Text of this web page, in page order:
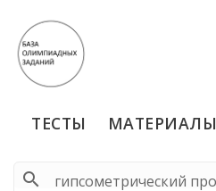
ТЕСТЫ МАТЕРИАЛЫ
search